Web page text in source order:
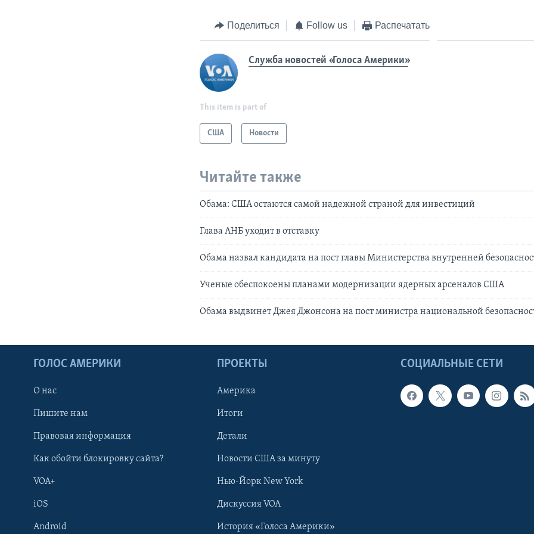
Поделиться Follow us Распечатать
Служба новостей «Голоса Америки»
This item is part of
США Новости
Читайте также
Обама: США остаются самой надежной страной для инвестиций
Глава АНБ уходит в отставку
Обама назвал кандидата на пост главы Министерства внутренней
Ученые обеспокоены планами модернизации ядерных арсеналов США
Обама выдвинет Джея Джонсона на пост министра национальной
СОЦИАЛЬНЫЕ СЕТИ
ГОЛОС АМЕРИКИ
О нас
Пишите нам
Правовая информация
Как обойти блокировку сайта?
VOA+
iOS
Android
ПРОЕКТЫ
Америка
Итоги
Детали
Новости США за минуту
Нью-Йорк New York
Дискуссия VOA
История «Голоса Америки»